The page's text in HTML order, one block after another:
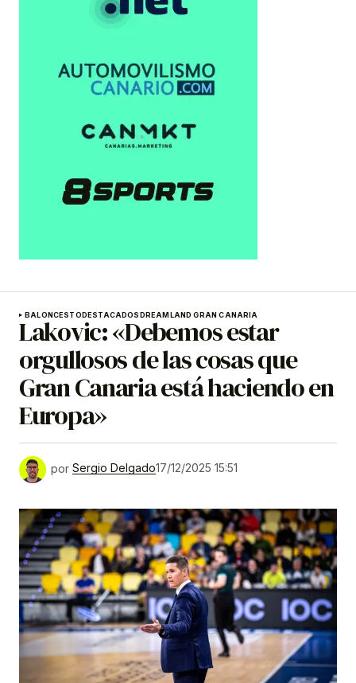
BALONCESTODESTACADOSDREAMLAND GRAN CANARIA
Lakovic: «Debemos estar
orgullosos de las cosas que
Gran Canaria está haciendo en
Europa»
por Sergio Delgado17/12/2025 15:51